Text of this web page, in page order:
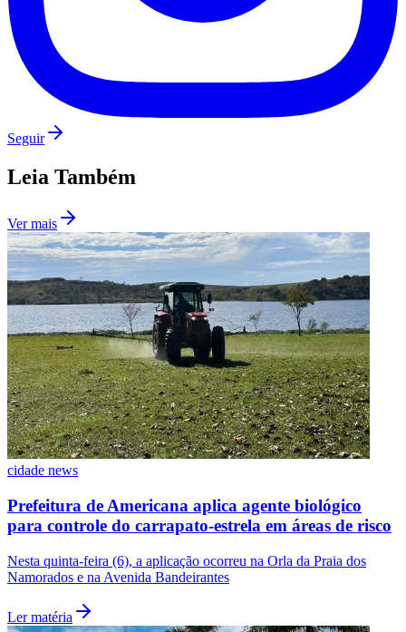
Santos
Seguir
Leia Também
Ver mais
cidade news
Prefeitura de Americana aplica agente biológico
para controle do carrapato-estrela em áreas de risco
Nesta quinta-feira (6), a aplicação ocorreu na Orla da Praia dos
Namorados e na Avenida Bandeirantes
Ler matéria